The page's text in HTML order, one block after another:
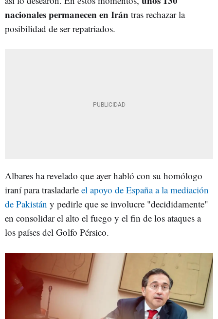
nacionales permanecen en Irán tras rechazar la
posibilidad de ser repatriados.
Albares ha revelado que ayer habló con su homólogo
iraní para trasladarle el apoyo de España a la mediación
de Pakistán y pedirle que se involucre "decididamente"
en consolidar el alto el fuego y el fin de los ataques a
los países del Golfo Pérsico.